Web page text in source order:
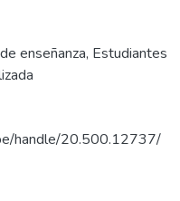
enseñanza, Estudiantes
handle/20.500.12737/